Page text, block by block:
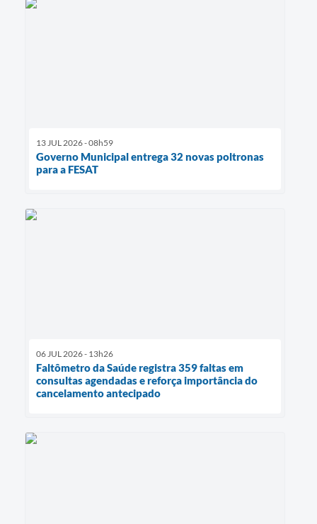
13 JUL 2026 - 08h59
Governo Municipal entrega 32 novas poltronas
para a FESAT
06 JUL 2026 - 13h26
Faltômetro da Saúde registra 359 faltas em
consultas agendadas e reforça importância do
cancelamento antecipado